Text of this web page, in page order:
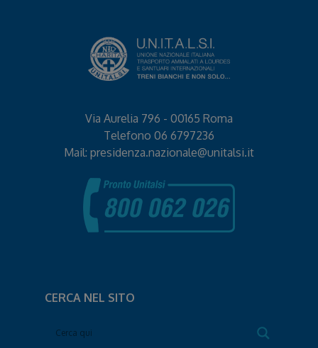
Via Aurelia 796 - 00165 Roma
Telefono 06 6797236
Mail: presidenza.nazionale@unitalsi.it
CERCA NEL SITO